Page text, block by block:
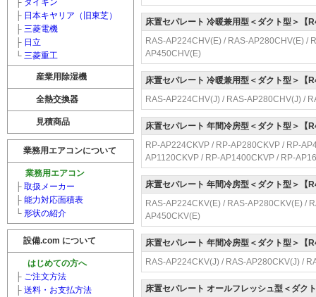
├ ダイキン
├ 日本キヤリア（旧東芝）
├ 三菱電機
├ 日立
└ 三菱重工
産業用除湿機
全熱交換器
見積商品
業務用エアコンについて
業務用エアコン
├ 取扱メーカー
├ 能力対応面積表
└ 形状の紹介
設備.com について
はじめての方へ
├ ご注文方法
├ 送料・お支払方法
床置セパレート 冷暖兼用型＜ダクト型＞【
RAS-AP224CHV(E) / RAS-AP280CHV(E) /
AP450CHV(E)
床置セパレート 冷暖兼用型＜ダクト型＞【
RAS-AP224CHV(J) / RAS-AP280CHV(J) /
床置セパレート 年間冷房型＜ダクト型＞【
RP-AP224CKVP / RP-AP280CKVP / RP-
AP1120CKVP / RP-AP1400CKVP / RP-
床置セパレート 年間冷房型＜ダクト型＞【
RAS-AP224CKV(E) / RAS-AP280CKV(E) /
AP450CKV(E)
床置セパレート 年間冷房型＜ダクト型＞【
RAS-AP224CKV(J) / RAS-AP280CKV(J) /
床置セパレート オールフレッシュ型＜ダク